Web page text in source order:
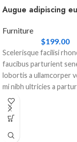
Augue adipiscing
Furniture
$199.00
Scelerisque facilisi
faucibus parturient
lobortis a ullamcorper
mi nibh ultricies a
gravida a vestibulum leo
Est cum torquent mi in
scelerisque leo aptent
vitae ante eleifend mollis